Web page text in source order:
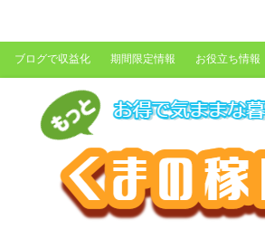
ブログで収益化 期間限定情報 お役立ち情報